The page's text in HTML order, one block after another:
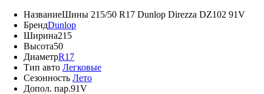
НазваниеШины 215/50 R17 Dunlop Direzza DZ102 91V
БрендDunlop
Ширина215
Высота50
ДиаметрR17
Тип авто Легковые
Сезонность Лето
Допол. пар.91V